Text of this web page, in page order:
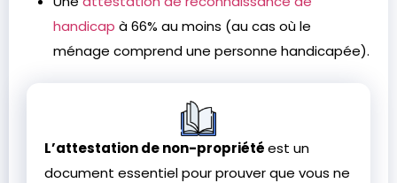
handicap à 66% au moins (au cas où le
ménage comprend une personne handicapée).
L’attestation de non-propriétéest un
document essentiel pour prouver que vous ne